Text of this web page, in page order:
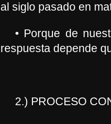
al siglo pasado en
• Porque de
respuesta depende
2.) PROCESO